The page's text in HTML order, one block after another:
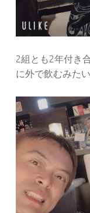
2組とも2年付き
に外で飲むみた